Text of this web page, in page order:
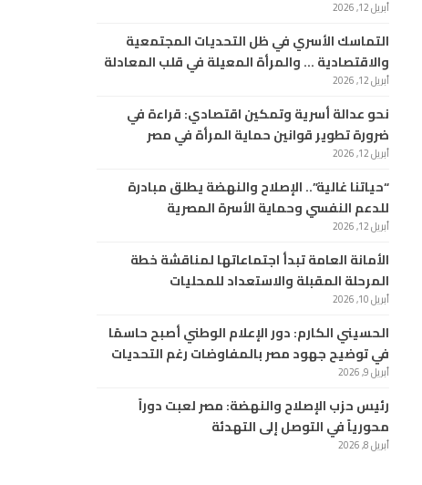
أبريل 12, 2026
التماسك الأسري في ظل التحديات المجتمعية
والاقتصادية … والمرأة المعيلة في قلب المعادلة
أبريل 12, 2026
نحو عدالة أسرية وتمكين اقتصادي: قراءة في
ضرورة تطوير قوانين حماية المرأة في مصر
أبريل 12, 2026
“حياتنا غالية”.. الإصلاح والنهضة يطلق مبادرة
للدعم النفسي وحماية الأسرة المصرية
أبريل 12, 2026
الأمانة العامة تبدأ اجتماعاتها لمناقشة خطة
المرحلة المقبلة والاستعداد للمحليات
أبريل 10, 2026
الحسيني الكارم: دور الإعلام الوطني أصبح حاسمًا
في توضيح جهود مصر بالمفاوضات رغم التحديات
أبريل 9, 2026
رئيس حزب الإصلاح والنهضة: مصر لعبت دوراً
محورياً في التوصل إلى التهدئة
أبريل 8, 2026